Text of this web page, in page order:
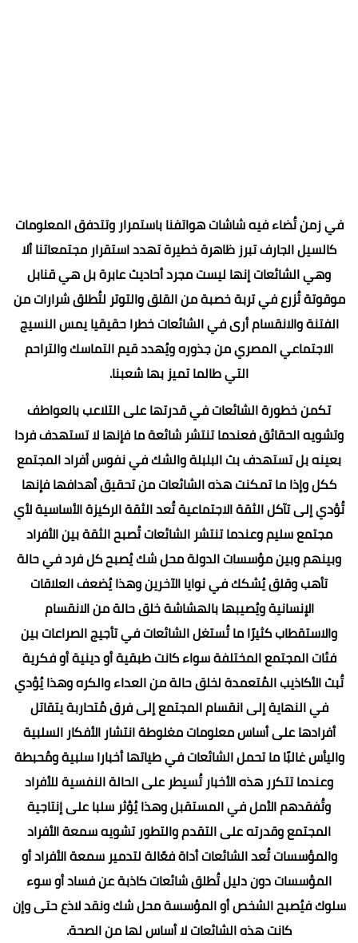
في زمن تُضاء فيه شاشات هواتفنا باستمرار وتتدفق المعلومات
كالسيل الجارف تبرز ظاهرة خطيرة تهدد استقرار مجتمعاتنا ألا
وهي الشائعات إنها ليست مجرد أحاديث عابرة بل هي قنابل
موقوتة تُزرع في تربة خصبة من القلق والتوتر لتُطلق شرارات من
الفتنة والانقسام أرى في الشائعات خطرا حقيقيا يمس النسيج
الاجتماعي المصري من جذوره ويُهدد قيم التماسك والتراحم
التي طالما تميز بها شعبنا.
تكمن خطورة الشائعات في قدرتها على التلاعب بالعواطف
وتشويه الحقائق فعندما تنتشر شائعة ما فإنها لا تستهدف فردا
بعينه بل تستهدف بث البلبلة والشك في نفوس أفراد المجتمع
ككل وإذا ما تمكنت هذه الشائعات من تحقيق أهدافها فإنها
تُؤدي إلى تآكل الثقة الاجتماعية تُعد الثقة الركيزة الأساسية لأي
مجتمع سليم وعندما تنتشر الشائعات تُصبح الثقة بين الأفراد
وبينهم وبين مؤسسات الدولة محل شك يُصبح كل فرد في حالة
تأهب وقلق يُشكك في نوايا الآخرين وهذا يُضعف العلاقات
الإنسانية ويُصيبها بالهشاشة خلق حالة من الانقسام
والاستقطاب كثيرًا ما تُستغل الشائعات في تأجيج الصراعات بين
فئات المجتمع المختلفة سواء كانت طبقية أو دينية أو فكرية
تُبث الأكاذيب المُتعمدة لخلق حالة من العداء والكره وهذا يُؤدي
في النهاية إلى انقسام المجتمع إلى فرق مُتحاربة يتقاتل
أفرادها على أساس معلومات مغلوطة انتشار الأفكار السلبية
واليأس غالبًا ما تحمل الشائعات في طياتها أخبارا سلبية ومُحبطة
وعندما تتكرر هذه الأخبار تُسيطر على الحالة النفسية للأفراد
وتُفقدهم الأمل في المستقبل وهذا يُؤثر سلبا على إنتاجية
المجتمع وقدرته على التقدم والتطور تشويه سمعة الأفراد
والمؤسسات تُعد الشائعات أداة فعّالة لتدمير سمعة الأفراد أو
المؤسسات دون دليل تُطلق شائعات كاذبة عن فساد أو سوء
سلوك فيُصبح الشخص أو المؤسسة محل شك ونقد لاذع حتى وإن
كانت هذه الشائعات لا أساس لها من الصحة.